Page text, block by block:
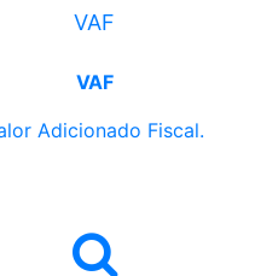
VAF
VAF
Adicionado Fiscal.